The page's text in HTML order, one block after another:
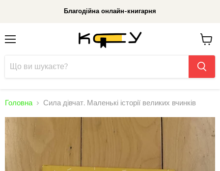
Благодійна онлайн-книгарня
До
Головна Сила дівчат. Маленькі історії великих вчинків